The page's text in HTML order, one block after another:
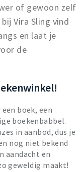
of gewoon zelf
Vira Sling vind
en laat je
de
boek, een
boekenbabbel.
in aanbod, dus je
nog niet bekend
aandacht en
geweldig maakt!